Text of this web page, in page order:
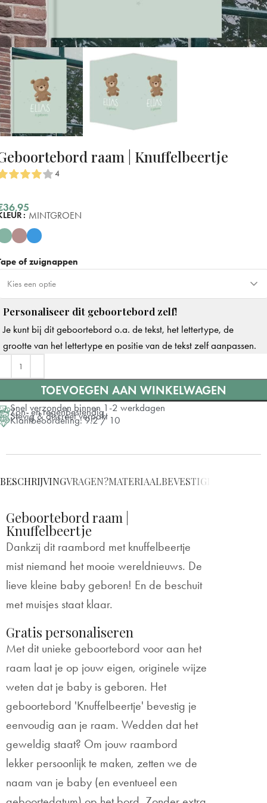
raam | Knuffelbeertje
4
36,95
MINTGROEN
of zuignappen
Kies een optie
Dubbelzijdige tape
Zuignappen + €7
Personaliseer dit geboortebord zelf!
Je kunt bij dit geboortebord o.a. de tekst, het lettertype, de
grootte van het lettertype en positie van de tekst zelf aanpassen.
TOEVOEGEN AAN WINKELWAGEN
Snel verzonden binnen 1-2 werkdagen
Zon- en regenbestendig
Stevig & discreet verpakt
Klantbeoordeling: 9.2 / 10
BESCHRIJVINGVRAGEN?MATERIAALBEVESTIGING
Geboortebord raam |
Knuffelbeertje
Dankzij dit raambord met knuffelbeertje
mist niemand het mooie wereldnieuws. De
lieve kleine baby geboren! En de beschuit
met muisjes staat klaar.
Gratis personaliseren
Met dit unieke geboortebord voor aan het
raam laat je op jouw eigen, originele wijze
weten dat je baby is geboren. Het
geboortebord 'Knuffelbeertje' bevestig je
eenvoudig aan je raam. Wedden dat het
geweldig staat? Om jouw raambord
lekker persoonlijk te maken, zetten we de
naam van je baby (en eventueel een